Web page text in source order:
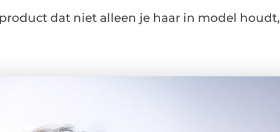
dat niet alleen je haar in model houdt,